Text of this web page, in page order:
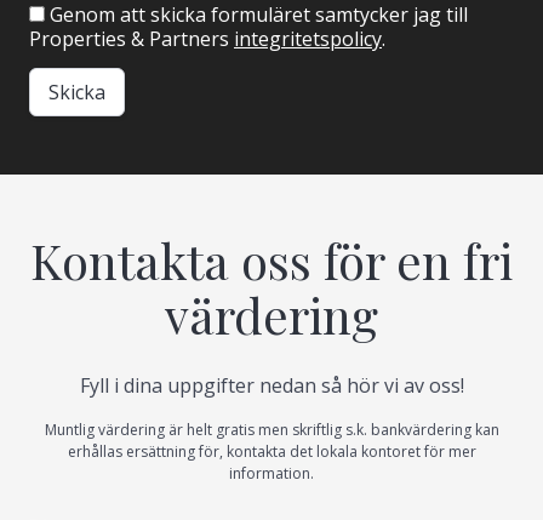
Genom att skicka formuläret samtycker jag till
Properties & Partners integritetspolicy.
Skicka
Kontakta oss för en fri
värdering
Fyll i dina uppgifter nedan så hör vi av oss!
Muntlig värdering är helt gratis men skriftlig s.k. bankvärdering kan
erhållas ersättning för, kontakta det lokala kontoret för mer
information.